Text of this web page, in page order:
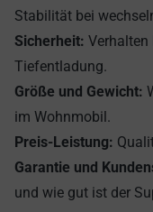
Stabilität bei
Sicherheit: Verhalten
Tiefentladung.
Größe und Gewicht:
im Wohnmobil.
Preis-Leistung:
Garantie und
und wie gut ist der